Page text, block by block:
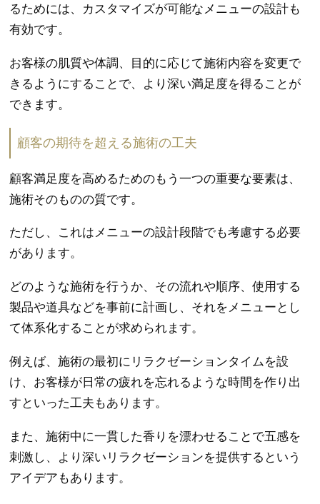
るためには、カスタマイズが可能なメニューの設計も
有効です。
お客様の肌質や体調、目的に応じて施術内容を変更で
きるようにすることで、より深い満足度を得ることが
できます。
顧客の期待を超える施術の工夫
顧客満足度を高めるためのもう一つの重要な要素は、
施術そのものの質です。
ただし、これはメニューの設計段階でも考慮する必要
があります。
どのような施術を行うか、その流れや順序、使用する
製品や道具などを事前に計画し、それをメニューとし
て体系化することが求められます。
例えば、施術の最初にリラクゼーションタイムを設
け、お客様が日常の疲れを忘れるような時間を作り出
すといった工夫もあります。
また、施術中に一貫した香りを漂わせることで五感を
刺激し、より深いリラクゼーションを提供するという
アイデアもあります。